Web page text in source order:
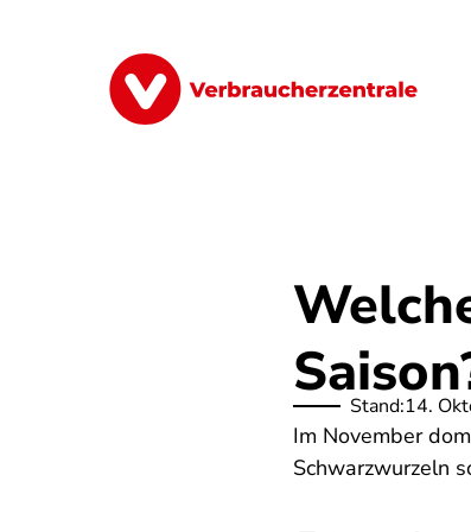
Finanzen Digitales
Stand:14.
Im November
Schwarzwurzeln